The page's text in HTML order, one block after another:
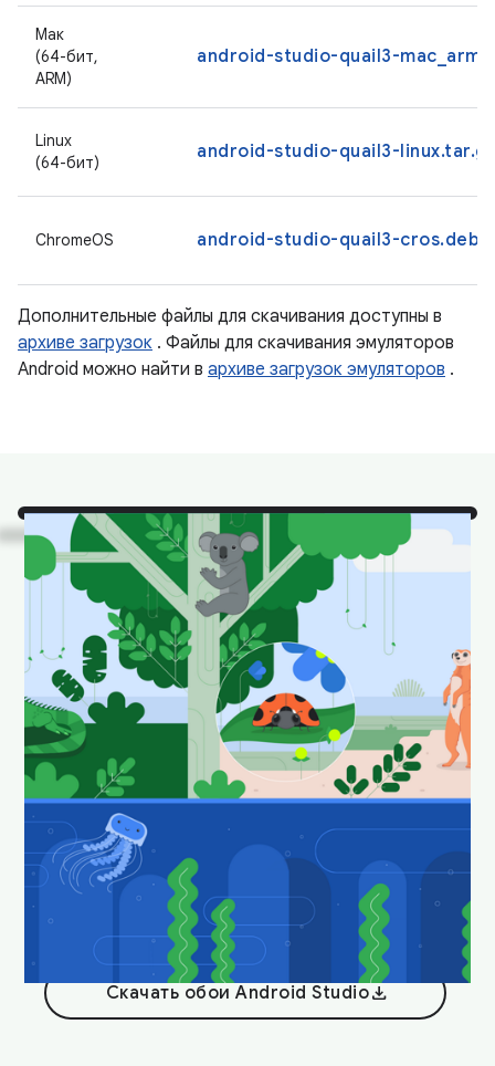
Мак
(64-бит,
ARM)
android-studio-quail3-
Linux
(64-бит)
android-studio-quail3-
ChromeOS android-studio-quail3-cros.deb
Дополнительные файлы для скачивания доступны в
архиве загрузок . Файлы для скачивания эмуляторов
Android можно найти в архиве загрузок эмуляторов .
Смотреть!Это одни из
наших любимых
животных Android
Studio в их
естественной среде
обитания.
Загрузите и установите в качестве обоев,
чтобы ваш рабочий стол выглядел весело и
свежо.
Скачать обои Android Studiodownload